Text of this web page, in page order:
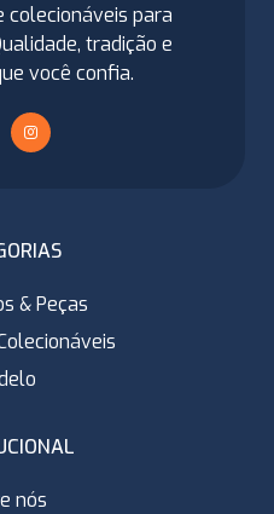
colecionáveis para
tradição e
você confia.
& Peças
nós